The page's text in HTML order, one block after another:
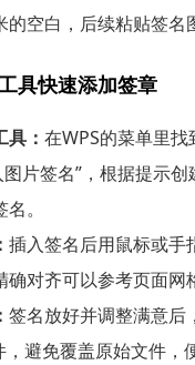
的空白，后续粘贴签名
具快速添加签章
： 在WPS的菜单里找
图片签名”，根据提示
。
插入签名后用鼠标或手
确对齐可以参考页面网
签名放好并调整满意后
，避免覆盖原始文件，